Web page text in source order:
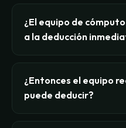
¿El equipo de
a la deducción
No. El decreto de
en el Diario Oficial de la
de 2025 (con
2030) aplica
¿Entonces el equipo
puede deducir?
Sí se deduce, solo que